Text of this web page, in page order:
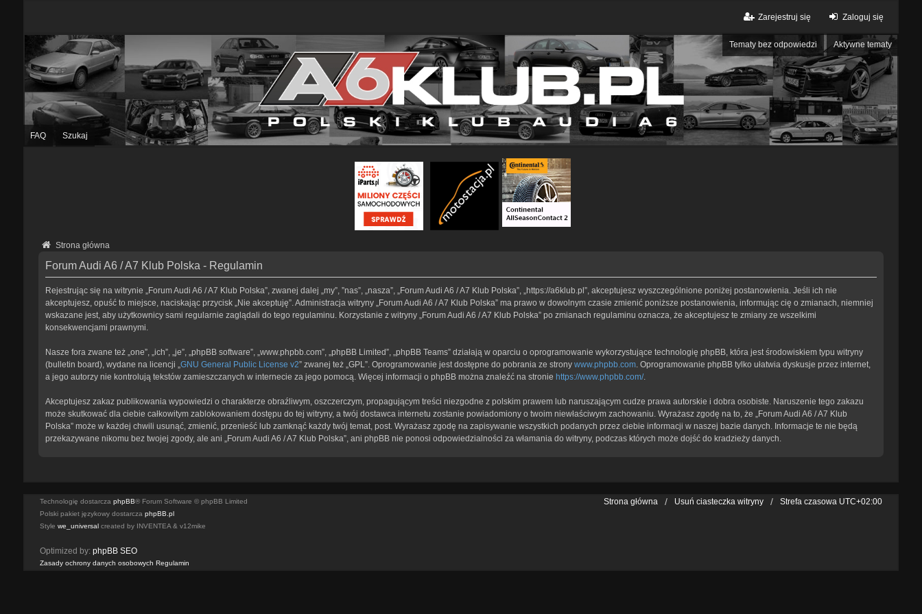
Zaloguj się
Zarejestruj się
Tematy bez odpowiedzi Aktywne tematy
FAQ Szukaj
Strona główna
Forum Audi A6 / A7 Klub Polska - Regulamin
Rejestrując się na witrynie „Forum Audi A6 / A7 Klub Polska”, zwanej dalej „my”, ”nas”, „nasza”, „Forum Audi A6 / A7 Klub Polska”, „https://a6klub.pl”, akceptujesz wyszczególnione poniżej postanowienia. Jeśli ich nie
akceptujesz, opuść to miejsce, naciskając przycisk „Nie akceptuję”. Administracja witryny „Forum Audi A6 / A7 Klub Polska” ma prawo w dowolnym czasie zmienić poniższe postanowienia, informując cię o zmianach, niemniej
wskazane jest, aby użytkownicy sami regularnie zaglądali do tego regulaminu. Korzystanie z witryny „Forum Audi A6 / A7 Klub Polska” po zmianach regulaminu oznacza, że akceptujesz te zmiany ze wszelkimi
konsekwencjami prawnymi.
Nasze fora zwane też „one”, „ich”, „je”, „phpBB software”, „www.phpbb.com”, „phpBB Limited”, „phpBB Teams” działają w oparciu o oprogramowanie wykorzystujące technologię phpBB, która jest środowiskiem typu witryny
(bulletin board), wydane na licencji „GNU General Public License v2” zwanej też „GPL”. Oprogramowanie jest dostępne do pobrania ze strony www.phpbb.com. Oprogramowanie phpBB tylko ułatwia dyskusje przez internet,
a jego autorzy nie kontrolują tekstów zamieszczanych w internecie za jego pomocą. Więcej informacji o phpBB można znaleźć na stronie https://www.phpbb.com/.
Akceptujesz zakaz publikowania wypowiedzi o charakterze obraźliwym, oszczerczym, propagującym treści niezgodne z polskim prawem lub naruszającym cudze prawa autorskie i dobra osobiste. Naruszenie tego zakazu
może skutkować dla ciebie całkowitym zablokowaniem dostępu do tej witryny, a twój dostawca internetu zostanie powiadomiony o twoim niewłaściwym zachowaniu. Wyrażasz zgodę na to, że „Forum Audi A6 / A7 Klub
Polska” może w każdej chwili usunąć, zmienić, przenieść lub zamknąć każdy twój temat, post. Wyrażasz zgodę na zapisywanie wszystkich podanych przez ciebie informacji w naszej bazie danych. Informacje te nie będą
przekazywane nikomu bez twojej zgody, ale ani „Forum Audi A6 / A7 Klub Polska”, ani phpBB nie ponosi odpowiedzialności za włamania do witryny, podczas których może dojść do kradzieży danych.
Strona główna Usuń ciasteczka witryny Strefa czasowa UTC+02:00
Technologię dostarcza phpBB® Forum Software © phpBB Limited
Polski pakiet językowy dostarcza phpBB.pl
Style we_universalcreated by INVENTEA & v12mike
Optimized by: phpBB SEO
Zasady ochrony danych osobowych Regulamin